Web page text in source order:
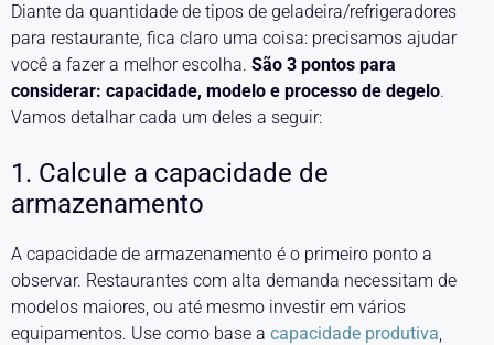
Diante da quantidade de tipos de geladeira/refrigeradores
para restaurante, fica claro uma coisa: precisamos ajudar
você a fazer a melhor escolha. São 3 pontos para
considerar: capacidade, modelo e processo de degelo.
Vamos detalhar cada um deles a seguir:
1. Calcule a capacidade de
armazenamento
A capacidade de armazenamento é o primeiro ponto a
observar. Restaurantes com alta demanda necessitam de
modelos maiores, ou até mesmo investir em vários
equipamentos. Use como base a capacidade produtiva,